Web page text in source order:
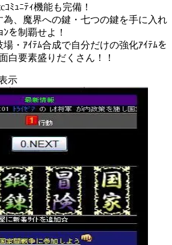
ﾐｭﾆﾃｨ機能も完備！
為、魔界への鍵・七つの鍵を手に入れ
を制覇せよ！
・ｱｲﾃﾑ合成で自分だけの強化ｱｲﾃﾑを
白要素盛りだくさん！！
示